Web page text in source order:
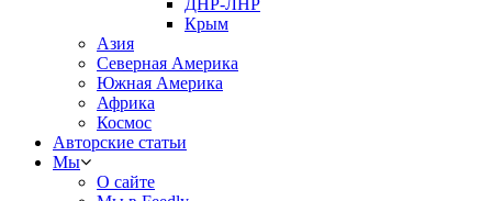
Крым
Азия
Северная Америка
Южная Америка
Африка
Космос
Авторские статьи
Мы
О сайте